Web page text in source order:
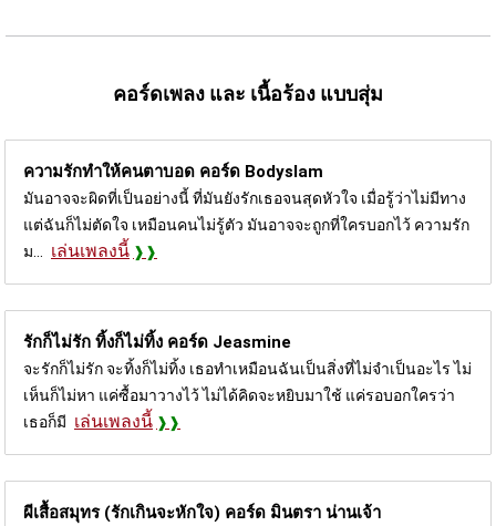
คอร์ดเพลง และ เนื้อร้อง แบบสุ่ม
ความรักทำให้คนตาบอด คอร์ด Bodyslam
มันอาจจะผิดที่เป็นอย่างนี้ ที่มันยังรักเธอจนสุดหัวใจ เมื่อรู้ว่าไม่มีทาง
แต่ฉันก็ไม่ตัดใจ เหมือนคนไม่รู้ตัว มันอาจจะถูกที่ใครบอกไว้ ความรัก
ม...
เล่นเพลงนี้
รักก็ไม่รัก ทิ้งก็ไม่ทิ้ง คอร์ด Jeasmine
จะรักก็ไม่รัก จะทิ้งก็ไม่ทิ้ง เธอทำเหมือนฉันเป็นสิ่งที่ไม่จำเป็นอะไร ไม่
เห็นก็ไม่หา แค่ซื้อมาวางไว้ ไม่ได้คิดจะหยิบมาใช้ แค่รอบอกใครว่า
เธอก็มี เล่นเพลงนี้
ผีเสื้อสมุทร (รักเกินจะหักใจ) คอร์ด มินตรา น่านเจ้า